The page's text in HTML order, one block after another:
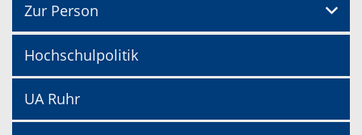
Zur Person
Hochschulpolitik
UA Ruhr